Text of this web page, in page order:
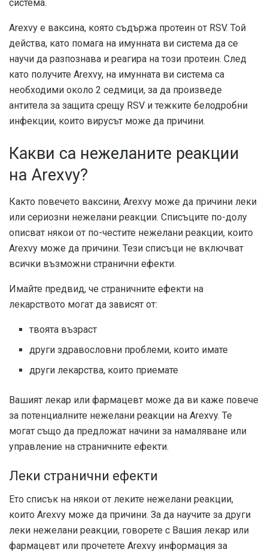
система.
Arexvy е ваксина, която съдържа протеин от RSV. Той
действа, като помага на имунната ви система да се
научи да разпознава и реагира на този протеин. След
като получите Arexvy, на имунната ви система са
необходими около 2 седмици, за да произведе
антитела за защита срещу RSV и тежките белодробни
инфекции, които вирусът може да причини.
Какви са нежеланите реакции
на Arexvy?
Както повечето ваксини, Arexvy може да причини леки
или сериозни нежелани реакции. Списъците по-долу
описват някои от по-честите нежелани реакции, които
Arexvy може да причини. Тези списъци не включват
всички възможни странични ефекти.
Имайте предвид, че страничните ефекти на
лекарството могат да зависят от:
твоята възраст
други здравословни проблеми, които имате
други лекарства, които приемате
Вашият лекар или фармацевт може да ви каже повече
за потенциалните нежелани реакции на Arexvy. Те
могат също да предложат начини за намаляване или
управление на страничните ефекти.
Леки странични ефекти
Ето списък на някои от леките нежелани реакции,
които Arexvy може да причини. За да научите за други
леки нежелани реакции, говорете с Вашия лекар или
фармацевт или прочетете Arexvy информация за